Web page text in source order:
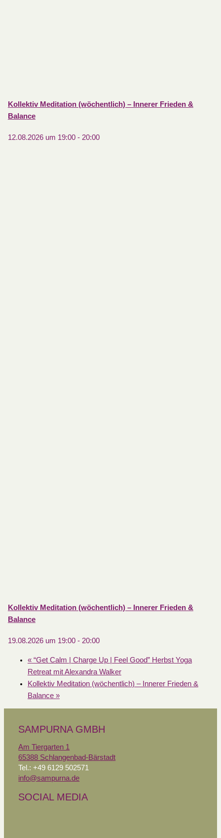
Kollektiv Meditation (wöchentlich) – Innerer Frieden &
Balance
12.08.2026 um 19:00- 20:00
Kollektiv Meditation (wöchentlich) – Innerer Frieden &
Balance
19.08.2026 um 19:00- 20:00
«“Get Calm | Charge Up | Feel Good” Herbst Yoga
Retreat mit Alexandra Walker
Kollektiv Meditation (wöchentlich) – Innerer Frieden &
Balance »
SAMPURNA GMBH
Am Tiergarten 1
65388 Schlangenbad-Bärstadt
Tel.: +49 6129 502571
info@sampurna.de
SOCIAL MEDIA